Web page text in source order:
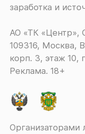
заработка и
АО «ТК «Центр»,
109316, Москва,
корп. 3, этаж 10,
Реклама. 18+
Организаторами